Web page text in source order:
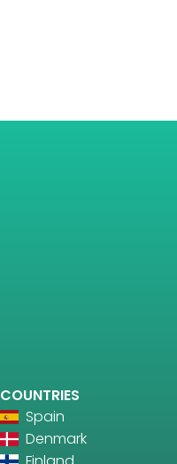
COUNTRIES
Spain
Denmark